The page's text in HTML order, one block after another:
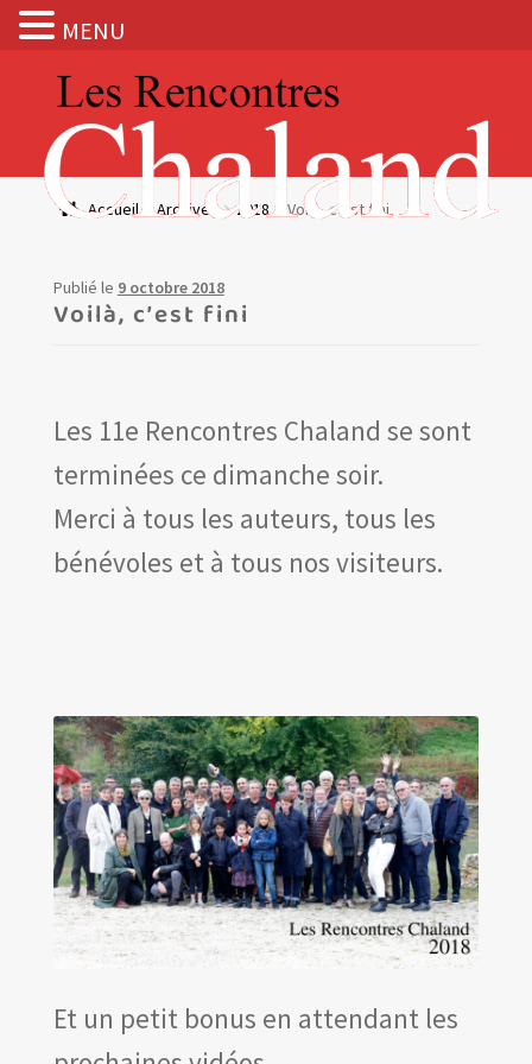
navigation
contenu
Actualités
BOUTIQUE
Prix de lecture
Hors les murs
Les amis d’Yves Chaland
Accueil Archives 2018 Voilà, c’est fini
Publié le 9 octobre 2018
Voilà, c’est fini
Les 11e Rencontres Chaland se sont
terminées ce dimanche soir.
Merci à tous les auteurs, tous les
bénévoles et à tous nos visiteurs.
Et un petit bonus en attendant les
MENU